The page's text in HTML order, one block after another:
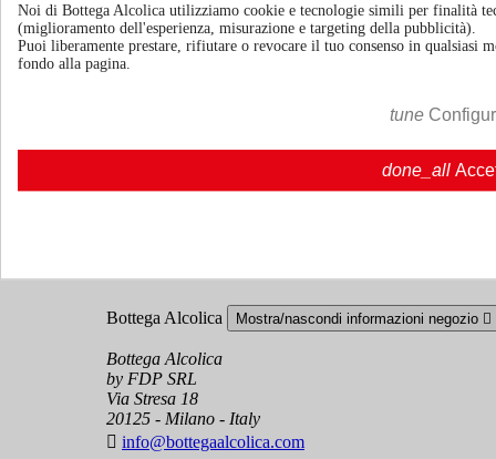
Informazioni Mostra/nascondi link informazioni
Ristoranti - Bar - Catering - Hotel
Mostra/nascondi i link del tuo account
Bottega Alcolica Mostra/nascondi informazioni negozio 
Bottega Alcolica
by FDP SRL
Via Stresa 18
20125 - Milano - Italy
 info@bottegaalcolica.com
Noi di Bottega Alcolica utilizziamo cookie e tecnologie simili per finalità
(miglioramento dell'esperienza, misurazione e targeting della pubblicità).
Puoi liberamente prestare, rifiutare o revocare il tuo consenso in qualsiasi
fondo alla pagina.
tune
done_all